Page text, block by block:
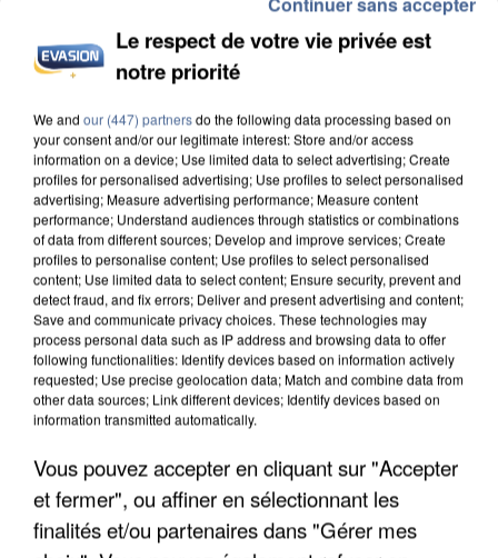
INCENDIES : L’ÎLE-DE-FRANCE LANCE UN ÉLAN
DE SOLIDARITÉ AVEC LES...
APRÈS TOUTES CES CANICULES, LES REFUGES
Le respect de votre vie privée est
notre priorité
We and our (447) partnersdo the following data processing based on
your consent and/or our legitimate interest: Store and/or access
information on a device; Use limited data to select advertising; Create
profiles for personalised advertising; Use profiles to select personalised
advertising; Measure advertising performance; Measure content
performance; Understand audiences through statistics or combinations
of data from different sources; Develop and improve services; Create
profiles to personalise content; Use profiles to select personalised
content; Use limited data to select content; Ensure security, prevent and
detect fraud, and fix errors; Deliver and present advertising and content;
Save and communicate privacy choices. These technologies may
process personal data such as IP address and browsing data to offer
following functionalities: Identify devices based on information actively
requested; Use precise geolocation data; Match and combine data from
other data sources; Link different devices; Identify devices based on
information transmitted automatically.
Vous pouvez accepter en cliquant sur "Accepter
et fermer", ou affiner en sélectionnant les
finalités et/ou partenaires dans "Gérer mes